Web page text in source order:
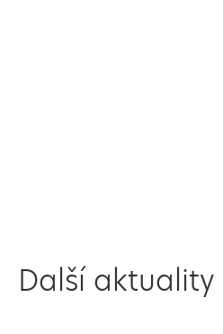
Další aktuality